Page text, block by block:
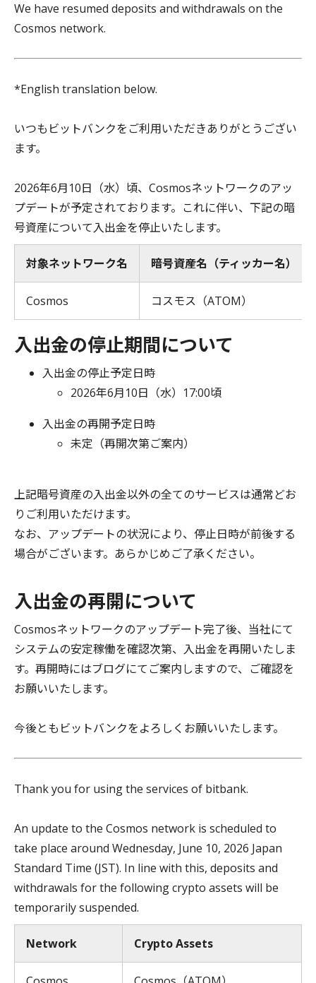
We have resumed deposits and withdrawals on the
Cosmos network.
*English translation below.
いつもビットバンクをご利用いただきありがとうござい
ます。
2026年6月10日（水）頃、Cosmosネットワークのアッ
プデートが予定されております。これに伴い、下記の暗
号資産について入出金を停止いたします。
対象ネットワーク名 暗号資産名（ティッカー名）
Cosmos コスモス（ATOM）
入出金の停止期間について
入出金の停止予定日時
2026年6月10日（水）17:00頃
入出金の再開予定日時
未定（再開次第ご案内）
上記暗号資産の入出金以外の全てのサービスは通常どお
りご利用いただけます。
なお、アップデートの状況により、停止日時が前後する
場合がございます。あらかじめご了承ください。
入出金の再開について
Cosmosネットワークのアップデート完了後、当社にて
システムの安定稼働を確認次第、入出金を再開いたしま
す。再開時にはブログにてご案内しますので、ご確認を
お願いいたします。
今後ともビットバンクをよろしくお願いいたします。
Thank you for using the services of bitbank.
An update to the Cosmos network is scheduled to
take place around Wednesday, June 10, 2026 Japan
Standard Time (JST). In line with this, deposits and
withdrawals for the following crypto assets will be
temporarily suspended.
Network Crypto Assets